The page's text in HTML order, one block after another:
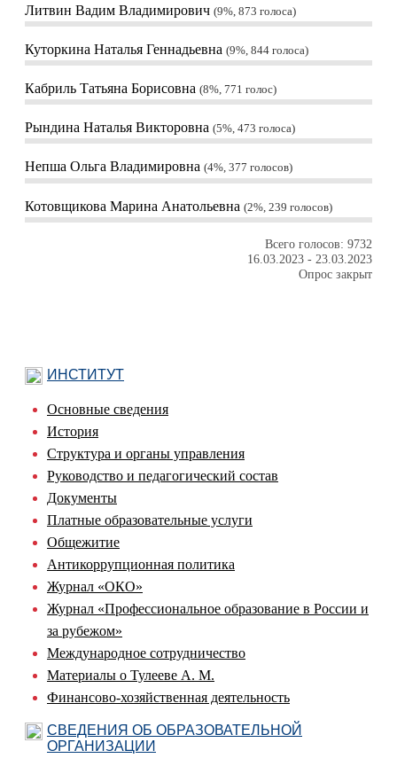
Литвин Вадим Владимирович 9%, 873 голоса
Куторкина Наталья Геннадьевна 9%, 844 голоса
Кабриль Татьяна Борисовна 8%, 771 голос
Рындина Наталья Викторовна 5%, 473 голоса
Непша Ольга Владимировна 4%, 377 голосов
Котовщикова Марина Анатольевна 2%, 239 голосов
Всего голосов: 9732
16.03.2023 - 23.03.2023
Опрос закрыт
ИНСТИТУТ
Основные сведения
История
Структура и органы управления
Руководство и педагогический состав
Документы
Платные образовательные услуги
Общежитие
Антикоррупционная политика
Журнал «ОКО»
Журнал «Профессиональное образование в России и
за рубежом»
Международное сотрудничество
Материалы о Тулееве А. М.
Финансово-хозяйственная деятельность
СВЕДЕНИЯ ОБ ОБРАЗОВАТЕЛЬНОЙ
ОРГАНИЗАЦИИ